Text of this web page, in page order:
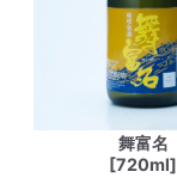
舞富名
[720ml]